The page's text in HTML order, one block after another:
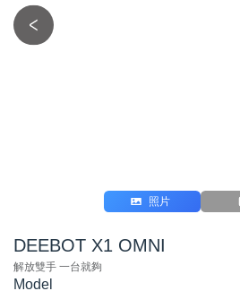
照片
DEEBOT X1 OMNI
解放雙手 一台就夠
Model